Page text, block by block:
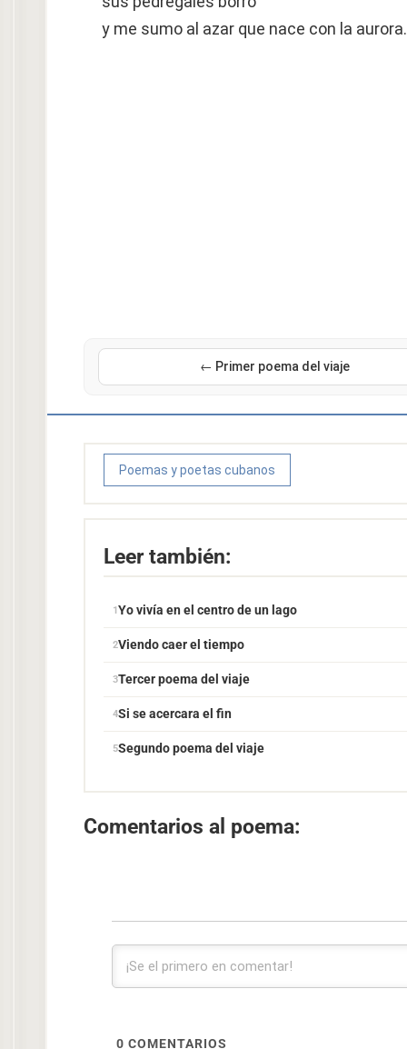
y me sumo al azar que nace con la aurora.
← Primer poema del viaje
Poemas y poetas cubanos
Leer también:
Yo vivía en el centro de un lago
Viendo caer el tiempo
Tercer poema del viaje
Si se acercara el fin
Segundo poema del viaje
Comentarios al poema:
0 COMENTARIOS